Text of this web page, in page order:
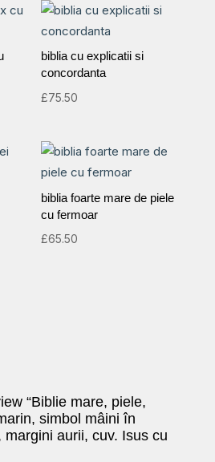
biblia cu explicatii si
concordanta
£75.50
biblia foarte mare de piele
cu fermoar
£65.50
“Biblie mare, piele,
simbol mâini în
margini aurii, cuv. Isus cu